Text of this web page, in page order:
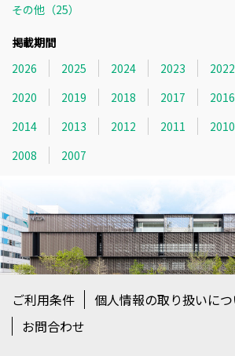
その他（25）
掲載期間
2026
2025 2024 2023 2022
2020
2019 2018 2017 2016
2014
2013 2012 2011 2010
2008
2007
ご利用条件
個人情報の取り扱いに
お問合わせ